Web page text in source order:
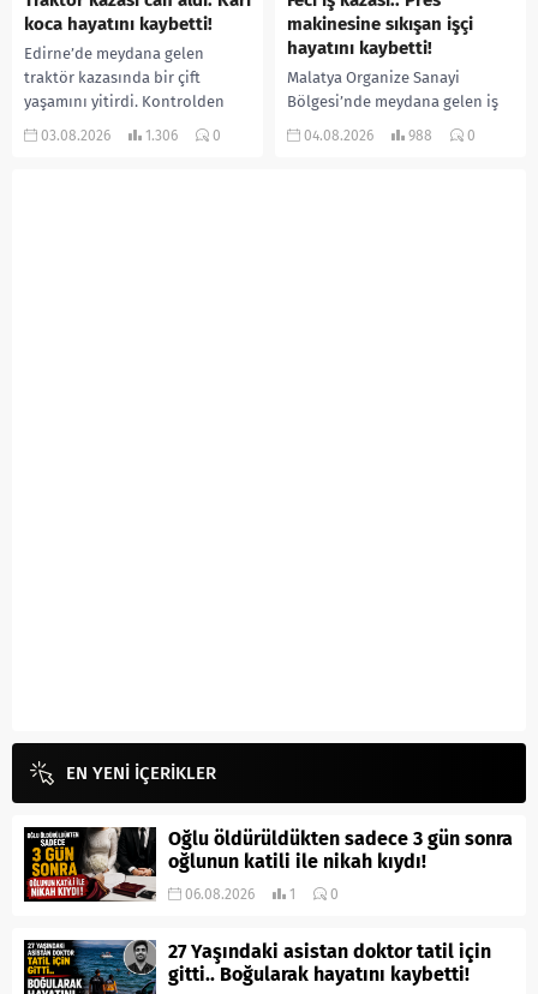
koca hayatını kaybetti!
Edirne’de meydana gelen
traktör kazasında bir çift
yaşamını yitirdi. Kontrolden
çıkarak devrilen traktörün
03.08.2026 1.306 0
makinesine sıkışan işçi
hayatını kaybetti!
Malatya Organize Sanayi
Bölgesi’nde meydana gelen iş
kazasında, pres makinesine
04.08.2026 988 0
EN YENİ İÇERİKLER
Oğlu öldürüldükten sadece 3 gün sonra
oğlunun katili ile nikah kıydı!
06.08.2026 1 0
27 Yaşındaki asistan doktor tatil için
gitti.. Boğularak hayatını kaybetti!